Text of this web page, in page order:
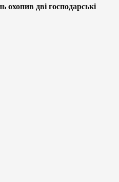
охопив дві господарські